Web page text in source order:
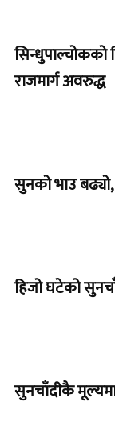
सिन्धुपाल्चोकको
राजमार्ग अवरुद्ध
सुनको भाउ
हिजो घटेको
सुनचाँदीकै